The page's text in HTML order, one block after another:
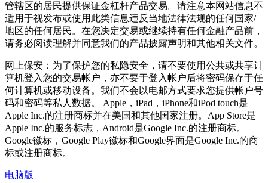
管辖区的居民提供保证金杠杆产品交易。请注意本网站信息不
适用于视发布或使用此类信息违反当地法律法规的任何国家/
地区的任何居民。在您决定交易或继续持有任何金融产品前，
请务必阅读理解并同意我们的产品披露声明和其他相关文件。
网上保安：为了保护您的私隐安全，请不要使用公共或共享计
算机登入您的交易帐户，亦不要于登入帐户后将密码保存于任
何计算机或移动设备。我们不会以电邮方式要求您提供帐户号
码和密码等私人数据。 Apple，iPad，iPhone和iPod touch是
Apple Inc.的注册商标并在美国和其他国家注册。App Store是
Apple Inc.的服务标志，Android是Google Inc.的注册商标。
Google徽标，Google Play徽标和Google界面是Google Inc.的商
标或注册商标。
电脑版